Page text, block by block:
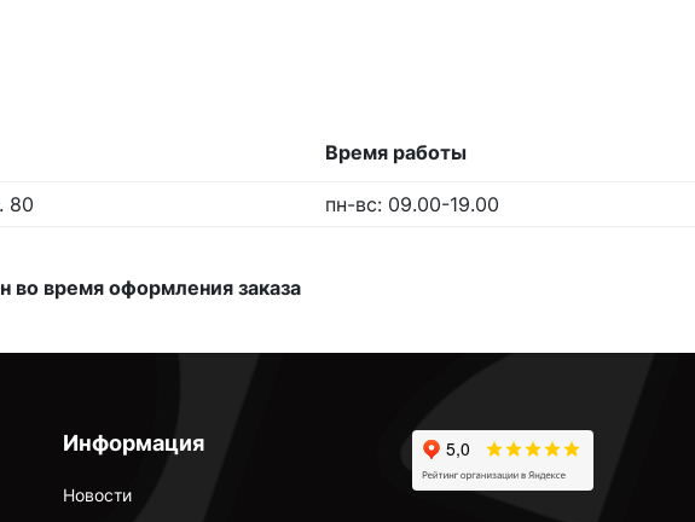
Время работы
80 пн-вс: 09.00-19.00
во время оформления заказа
Информация
Новости